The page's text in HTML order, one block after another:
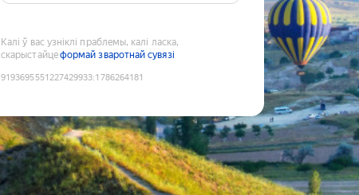
Калі ў вас узніклі праблемы, калі ласка,
скарыстайцеформай зваротнай сувязі
9193695551227429933:1786264181